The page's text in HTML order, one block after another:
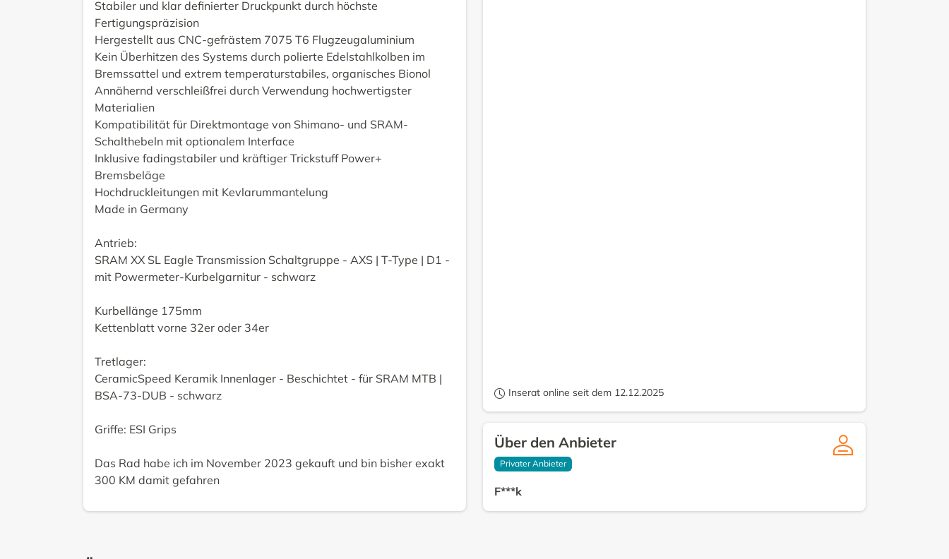
Inserat online seit dem 12.12.2025
Über den Anbieter
Privater Anbieter
F***k
Stabiler und klar definierter Druckpunkt durch höchste
Fertigungspräzision
Hergestellt aus CNC-gefrästem 7075 T6 Flugzeugaluminium
Kein Überhitzen des Systems durch polierte Edelstahlkolben im
Bremssattel und extrem temperaturstabiles, organisches Bionol
Annähernd verschleißfrei durch Verwendung hochwertigster
Materialien
Kompatibilität für Direktmontage von Shimano- und SRAM-
Schalthebeln mit optionalem Interface
Inklusive fadingstabiler und kräftiger Trickstuff Power+
Bremsbeläge
Hochdruckleitungen mit Kevlarummantelung
Made in Germany
Antrieb:
SRAM XX SL Eagle Transmission Schaltgruppe - AXS | T-Type | D1 -
mit Powermeter-Kurbelgarnitur - schwarz
Kurbellänge 175mm
Kettenblatt vorne 32er oder 34er
Tretlager:
CeramicSpeed Keramik Innenlager - Beschichtet - für SRAM MTB |
BSA-73-DUB - schwarz
Griffe: ESI Grips
Das Rad habe ich im November 2023 gekauft und bin bisher exakt
300 KM damit gefahren